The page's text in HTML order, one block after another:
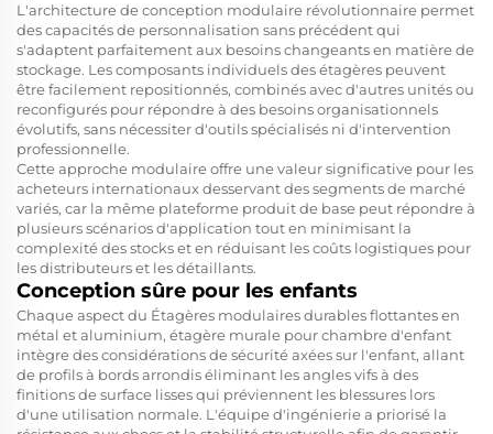
L'architecture de conception modulaire révolutionnaire permet
des capacités de personnalisation sans précédent qui
s'adaptent parfaitement aux besoins changeants en matière de
stockage. Les composants individuels des étagères peuvent
être facilement repositionnés, combinés avec d'autres unités ou
reconfigurés pour répondre à des besoins organisationnels
évolutifs, sans nécessiter d'outils spécialisés ni d'intervention
professionnelle.
Cette approche modulaire offre une valeur significative pour les
acheteurs internationaux desservant des segments de marché
variés, car la même plateforme produit de base peut répondre à
plusieurs scénarios d'application tout en minimisant la
complexité des stocks et en réduisant les coûts logistiques pour
les distributeurs et les détaillants.
Conception sûre pour les enfants
Chaque aspect du Étagères modulaires durables flottantes en
métal et aluminium, étagère murale pour chambre d'enfant
intègre des considérations de sécurité axées sur l'enfant, allant
de profils à bords arrondis éliminant les angles vifs à des
finitions de surface lisses qui préviennent les blessures lors
d'une utilisation normale. L'équipe d'ingénierie a priorisé la